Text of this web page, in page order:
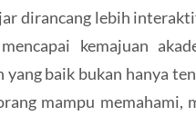
dirancang lebih
kemajuan
baik bukan hanya
mampu memahami,